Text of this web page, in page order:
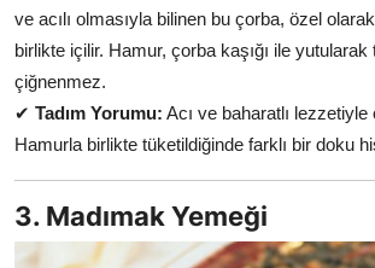
ve acılı olmasıyla bilinen bu çorba, özel
birlikte içilir. Hamur, çorba kaşığı ile yutularak
çiğnenmez.
✔ Tadım Yorumu: Acı ve baharatlı lezzetiyle
Hamurla birlikte tüketildiğinde farklı bir doku
3. Madımak Yemeği